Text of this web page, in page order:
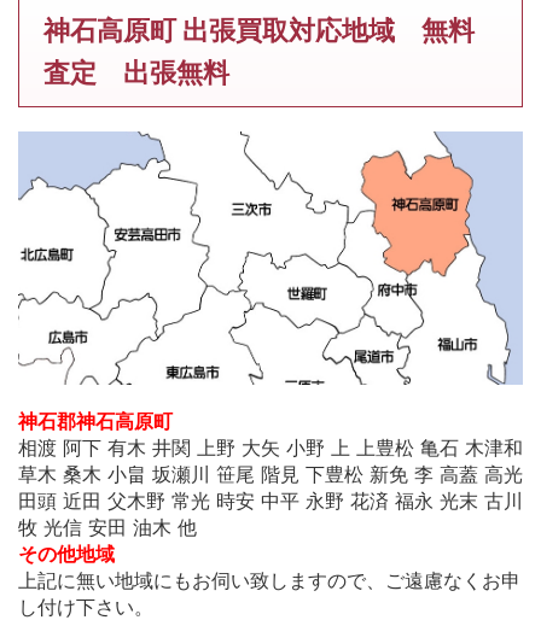
神石高原町 出張買取対応地域 無料
査定 出張無料
神石郡神石高原町
相渡 阿下 有木 井関 上野 大矢 小野 上 上豊松 亀石 木津和
草木 桑木 小畠 坂瀬川 笹尾 階見 下豊松 新免 李 高蓋 高光
田頭 近田 父木野 常光 時安 中平 永野 花済 福永 光末 古川
牧 光信 安田 油木 他
その他地域
上記に無い地域にもお伺い致しますので、ご遠慮なくお申
し付け下さい。